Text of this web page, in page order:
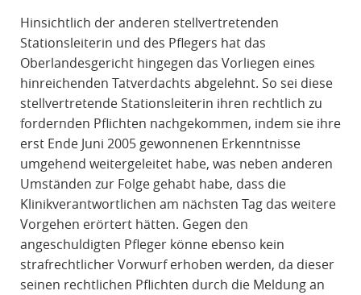
Hinsichtlich der anderen stellvertretenden
Stationsleiterin und des Pflegers hat das
Oberlandesgericht hingegen das Vorliegen eines
hinreichenden Tatverdachts abgelehnt. So sei diese
stellvertretende Stationsleiterin ihren rechtlich zu
fordernden Pflichten nachgekommen, indem sie ihre
erst Ende Juni 2005 gewonnenen Erkenntnisse
umgehend weitergeleitet habe, was neben anderen
Umständen zur Folge gehabt habe, dass die
Klinikverantwortlichen am nächsten Tag das weitere
Vorgehen erörtert hätten. Gegen den
angeschuldigten Pfleger könne ebenso kein
strafrechtlicher Vorwurf erhoben werden, da dieser
seinen rechtlichen Pflichten durch die Meldung an